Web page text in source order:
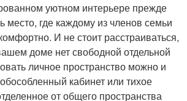
уютном интерьере прежде
место, где каждому из членов семьи
И не стоит расстраиваться,
доме нет свободной отдельной
личное пространство можно и
кабинет или тихое
от общего пространства